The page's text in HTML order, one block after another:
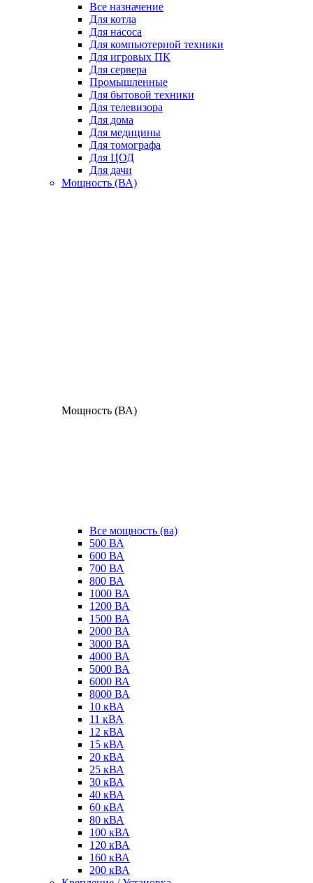
Все назначение
Для котла
Для насоса
Для компьютерной техники
Для игровых ПК
Для сервера
Промышленные
Для бытовой техники
Для телевизора
Для дома
Для медицины
Для томографа
Для ЦОД
Для дачи
Мощность (ВА)
Мощность (ВА)
Все мощность (ва)
500 ВА
600 ВА
700 ВА
800 ВА
1000 ВА
1200 ВА
1500 ВА
2000 ВА
3000 ВА
4000 ВА
5000 ВА
6000 ВА
8000 ВА
10 кВА
11 кВА
12 кВА
15 кВА
20 кВА
25 кВА
30 кВА
40 кВА
60 кВА
80 кВА
100 кВА
120 кВА
160 кВА
200 кВА